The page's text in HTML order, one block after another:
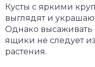
Кусты с яркими
выглядят и
Однако
ящики не следует
растения.